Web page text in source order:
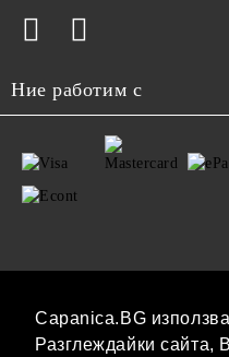
Capanica.BG
Разглеждайки сайта,
Ние работим с
Нашият онлайн